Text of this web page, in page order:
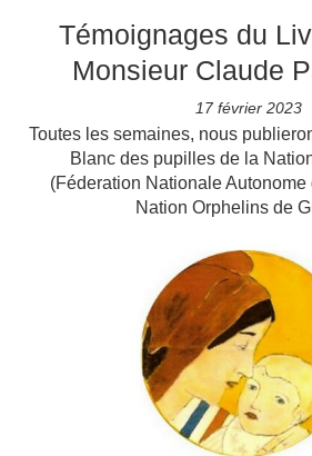
Témoignages du
Monsieur Claude
17 février 2023
Toutes les semaines, nous
Blanc des pupilles de la
(Féderation Nationale
Nation Orphelins de